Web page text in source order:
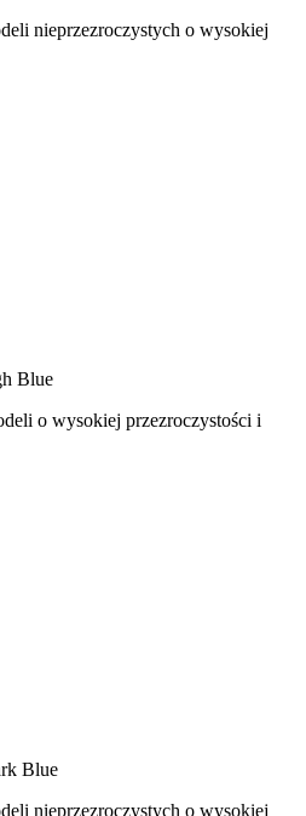
nieprzezroczystych o wysokiej
Blue
o wysokiej przezroczystości i
Blue
nieprzezroczystych o wysokiej